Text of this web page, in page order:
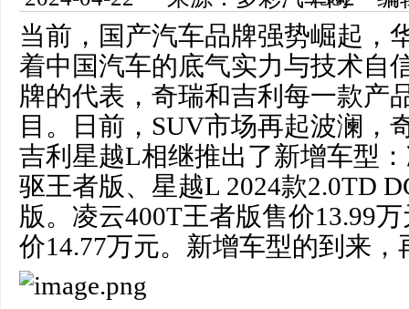
当前，国产汽车品牌强势崛起，
着中国汽车的底气实力与技术自
牌的代表，奇瑞和吉利每一款产
目。日前，SUV市场再起波澜，
吉利星越L相继推出了新增车型
驱王者版、星越L 2024款2.0TD
版。凌云400T王者版售价13.99
价14.77万元。新增车型的到来